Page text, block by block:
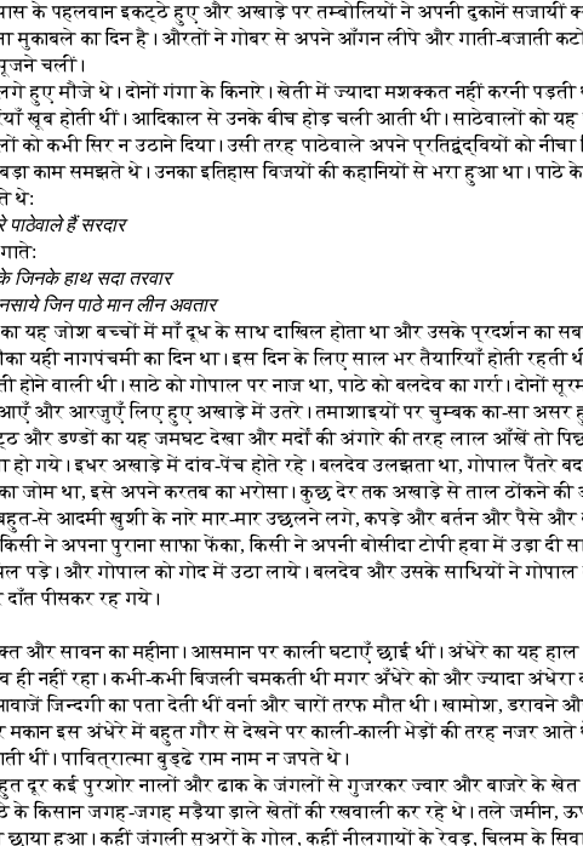
के पहलवान इकट्ठे हुए और अखाड़े पर तम्बोलियों ने अपनी दुकानें सजायीं
मुकाबले का दिन है। औरतों ने गोबर से अपने आँगन लीपे और गाती-बजाती
चलीं।
हुए मौजे थे। दोनों गंगा के किनारे। खेती में ज्यादा मशक्कत नहीं करनी पड़ती
खूब होती थीं। आदिकाल से उनके बीच होड़ चली आती थी। साठेवालों को यह
को कभी सिर न उठाने दिया। उसी तरह पाठेवाले अपने प्रतिद्वंद्वियों को नीचा
काम समझते थे। उनका इतिहास विजयों की कहानियों से भरा हुआ था। पाठे
थे:
हैं सरदार
जिनके हाथ सदा तरवार
जिन पाठे मान लीन अवतार
यह जोश बच्चों में माँ दूध के साथ दाखिल होता था और उसके प्रदर्शन का
यही नागपंचमी का दिन था। इस दिन के लिए साल भर तैयारियाँ होती रहती
होने वाली थी। साठे को गोपाल पर नाज था, पाठे को बलदेव का गर्रा। दोनों
और आरजुएँ लिए हुए अखाड़े में उतरे। तमाशाइयों पर चुम्बक का-सा असर
और डण्डों का यह जमघट देखा और मर्दों की अंगारे की तरह लाल आँखें तो
हो गये। इधर अखाड़े में दांव-पेंच होते रहे। बलदेव उलझता था, गोपाल पैंतरे
जोम था, इसे अपने करतब का भरोसा। कुछ देर तक अखाड़े से ताल ठोंकने
से आदमी खुशी के नारे मार-मार उछलने लगे, कपड़े और बर्तन और पैसे और
ने अपना पुराना साफा फेंका, किसी ने अपनी बोसीदा टोपी हवा में उड़ा दी
पड़े। और गोपाल को गोद में उठा लाये। बलदेव और उसके साथियों ने गोपाल
पीसकर रह गये।
और सावन का महीना। आसमान पर काली घटाएँ छाई थीं। अंधेरे का यह
ही नहीं रहा। कभी-कभी बिजली चमकती थी मगर अँधेरे को और ज्यादा
जिन्दगी का पता देती थीं वर्ना और चारों तरफ मौत थी। खामोश, डरावने
इस अंधेरे में बहुत गौर से देखने पर काली-काली भेड़ों की तरह नजर आते
थीं। पावित्रात्मा बुड्ढे राम नाम न जपते थे।
दूर कई पुरशोर नालों और ढाक के जंगलों से गुजरकर ज्वार और बाजरे के
के किसान जगह-जगह मड़ैया ड़ाले खेतों की रखवाली कर रहे थे। तले जमीन,
छाया हुआ। कहीं जंगली सुअरों के गोल, कहीं नीलगायों के रेवड़, चिलम के